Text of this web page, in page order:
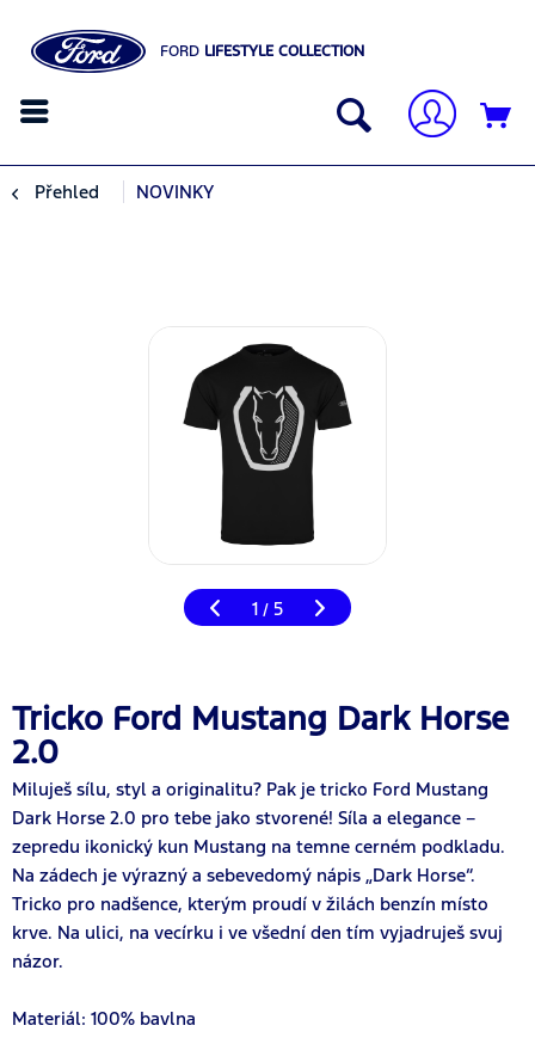
FORD LIFESTYLE COLLECTION
Přehled NOVINKY
1 / 5
Tricko Ford Mustang Dark Horse
2.0
Miluješ sílu, styl a originalitu? Pak je tricko Ford Mustang
Dark Horse 2.0 pro tebe jako stvorené! Síla a elegance –
zepredu ikonický kun Mustang na temne cerném podkladu.
Na zádech je výrazný a sebevedomý nápis „Dark Horse“.
Tricko pro nadšence, kterým proudí v žilách benzín místo
krve. Na ulici, na vecírku i ve všední den tím vyjadruješ svuj
názor.
Materiál: 100% bavlna